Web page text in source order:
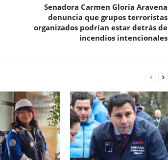
Senadora Carmen Gloria Aravena
denuncia que grupos terroristas
organizados podrían estar detrás de
incendios intencionales